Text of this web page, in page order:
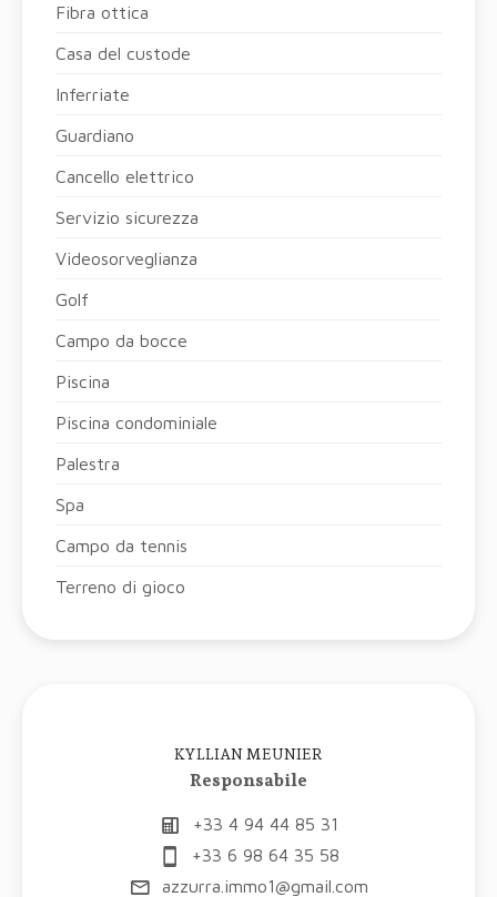
Fibra ottica
Casa del custode
Inferriate
Guardiano
Cancello elettrico
Servizio sicurezza
Videosorveglianza
Golf
Campo da bocce
Piscina
Piscina condominiale
Palestra
Spa
Campo da tennis
Terreno di gioco
KYLLIAN MEUNIER
Responsabile
+33 4 94 44 85 31
+33 6 98 64 35 58
azzurra.immo1@gmail.com